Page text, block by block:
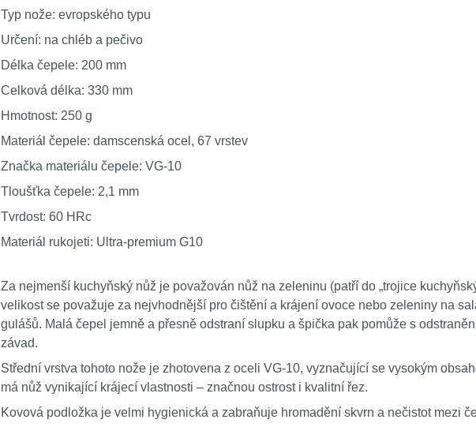
Typ nože: evropského typu
Určení: na chléb a pečivo
Délka čepele: 200 mm
Celková délka: 330 mm
Hmotnost: 250 g
Materiál čepele: damscenská ocel, 67 vrstev
Značka materiálu čepele: VG-10
Tloušťka čepele: 2,1 mm
Tvrdost: 60 HRc
Materiál rukojeti: Ultra-premium G10
Za nejmenší kuchyňský nůž je považován nůž na zeleninu (patří do „trojice
velikost se považuje za nejvhodnější pro čištění a krájení ovoce nebo zeleniny na
gulášů. Malá čepel jemně a přesně odstraní slupku a špička pak pomůže s
závad.
Střední vrstva tohoto nože je zhotovena z oceli VG-10, vyznačující se vysokým
má nůž vynikající krájecí vlastnosti – značnou ostrost i kvalitní řez.
Kovová podložka je velmi hygienická a zabraňuje hromadění skvrn a nečistot mezi